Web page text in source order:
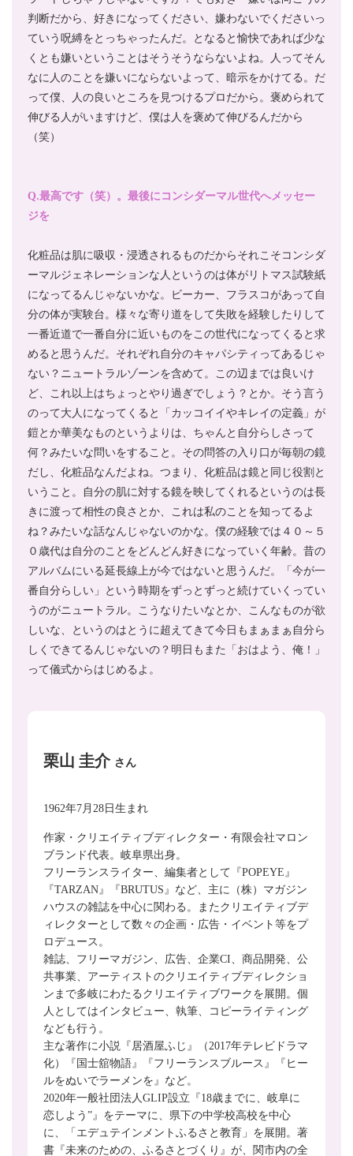
判断だから、好きになってください、嫌わないでくださいっ
ていう呪縛をとっちゃったんだ。となると愉快であれば少な
くとも嫌いということはそうそうならないよね。人ってそん
なに人のことを嫌いにならないよって、暗示をかけてる。だ
って僕、人の良いところを見つけるプロだから。褒められて
伸びる人がいますけど、僕は人を褒めて伸びるんだから
（笑）
Q.最高です（笑）。最後にコンシダーマル世代へメッセー
ジを
化粧品は肌に吸収・浸透されるものだからそれこそコンシダ
ーマルジェネレーションな人というのは体がリトマス試験紙
になってるんじゃないかな。ビーカー、フラスコがあって自
分の体が実験台。様々な寄り道をして失敗を経験したりして
一番近道で一番自分に近いものをこの世代になってくると求
めると思うんだ。それぞれ自分のキャパシティってあるじゃ
ない？ニュートラルゾーンを含めて。この辺までは良いけ
ど、これ以上はちょっとやり過ぎでしょう？とか。そう言う
のって大人になってくると「カッコイイやキレイの定義」が
鎧とか華美なものというよりは、ちゃんと自分らしさって
何？みたいな問いをすること。その問答の入り口が毎朝の鏡
だし、化粧品なんだよね。つまり、化粧品は鏡と同じ役割と
いうこと。自分の肌に対する鏡を映してくれるというのは長
きに渡って相性の良さとか、これは私のことを知ってるよ
ね？みたいな話なんじゃないのかな。僕の経験では４０～５
０歳代は自分のことをどんどん好きになっていく年齢。昔の
アルバムにいる延長線上が今ではないと思うんだ。「今が一
番自分らしい」という時期をずっとずっと続けていくってい
うのがニュートラル。こうなりたいなとか、こんなものが欲
しいな、というのはとうに超えてきて今日もまぁまぁ自分ら
しくできてるんじゃないの？明日もまた「おはよう、俺！」
って儀式からはじめるよ。
栗山 圭介 さん
1962年7月28日生まれ
作家・クリエイティブディレクター・有限会社マロン
ブランド代表。岐阜県出身。
フリーランスライター、編集者として『POPEYE』
『TARZAN』『BRUTUS』など、主に（株）マガジン
ハウスの雑誌を中心に関わる。またクリエイティブデ
ィレクターとして数々の企画・広告・イベント等をプ
ロデュース。
雑誌、フリーマガジン、広告、企業CI、商品開発、公
共事業、アーティストのクリエイティブディレクショ
ンまで多岐にわたるクリエイティブワークを展開。個
人としてはインタビュー、執筆、コピーライティング
なども行う。
主な著作に小説『居酒屋ふじ』（2017年テレビドラマ
化）『国士舘物語』『フリーランスブルース』『ヒー
ルをぬいでラーメンを』など。
2020年一般社団法人GLIP設立『18歳までに、岐阜に
恋しよう”』をテーマに、県下の中学校高校を中心
に、「エデュテインメントふるさと教育」を展開。著
書『未来のための、ふるさとづくり』が、関市内の全